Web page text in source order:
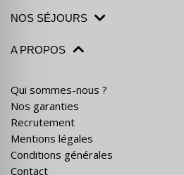
NOS SÉJOURS
A PROPOS
Qui sommes-nous ?
Nos garanties
Recrutement
Mentions légales
Conditions générales
Contact